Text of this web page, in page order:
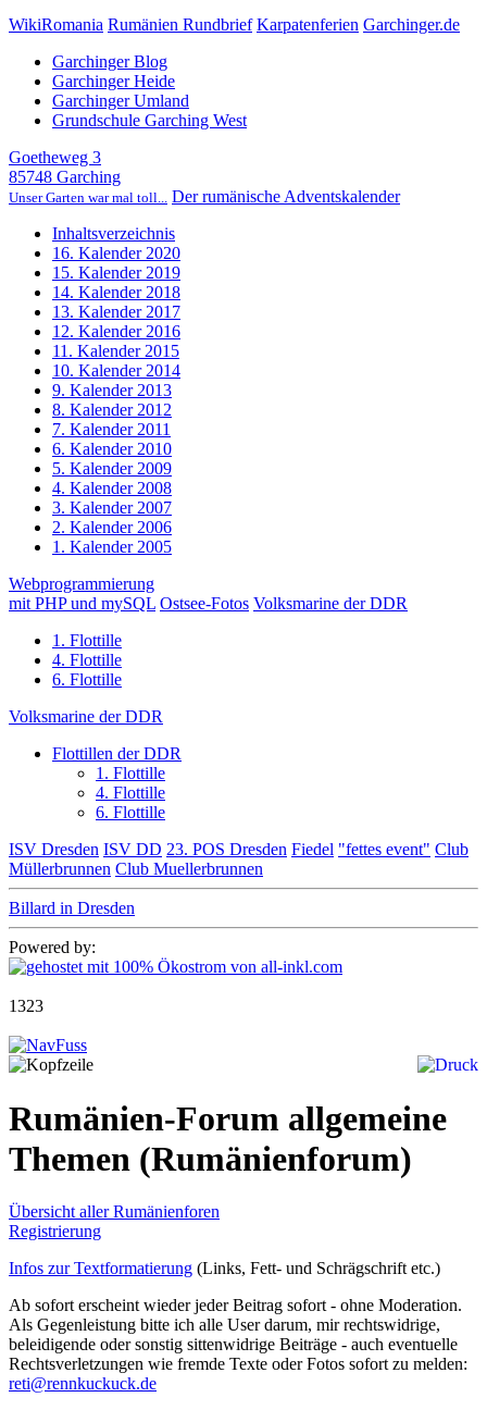
WikiRomania Rumänien Rundbrief Karpatenferien Garchinger.de
Garchinger Blog
Garchinger Heide
Garchinger Umland
Grundschule Garching West
Goetheweg 3
85748 Garching
Unser Garten war mal toll... Der rumänische Adventskalender
Inhaltsverzeichnis
16. Kalender 2020
15. Kalender 2019
14. Kalender 2018
13. Kalender 2017
12. Kalender 2016
11. Kalender 2015
10. Kalender 2014
9. Kalender 2013
8. Kalender 2012
7. Kalender 2011
6. Kalender 2010
5. Kalender 2009
4. Kalender 2008
3. Kalender 2007
2. Kalender 2006
1. Kalender 2005
Webprogrammierung
mit PHP und mySQL Ostsee-Fotos Volksmarine der DDR
1. Flottille
4. Flottille
6. Flottille
Volksmarine der DDR
Flottillen der DDR
1. Flottille
4. Flottille
6. Flottille
ISV Dresden ISV DD 23. POS Dresden Fiedel "fettes event" Club
Müllerbrunnen Club Muellerbrunnen
Billard in Dresden
Powered by:
1323
Rumänien-Forum allgemeine
Themen (Rumänienforum)
Übersicht aller Rumänienforen
Registrierung
Infos zur Textformatierung (Links, Fett- und Schrägschrift etc.)
Ab sofort erscheint wieder jeder Beitrag sofort - ohne Moderation.
Als Gegenleistung bitte ich alle User darum, mir rechtswidrige,
beleidigende oder sonstig sittenwidrige Beiträge - auch eventuelle
Rechtsverletzungen wie fremde Texte oder Fotos sofort zu melden:
reti@rennkuckuck.de